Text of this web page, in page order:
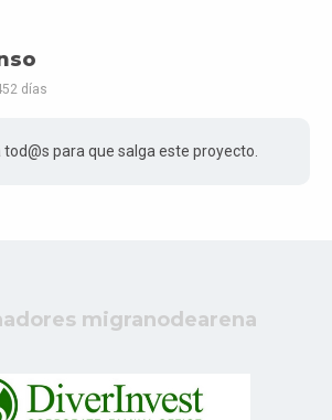
días
para que salga este proyecto.
migranodearena